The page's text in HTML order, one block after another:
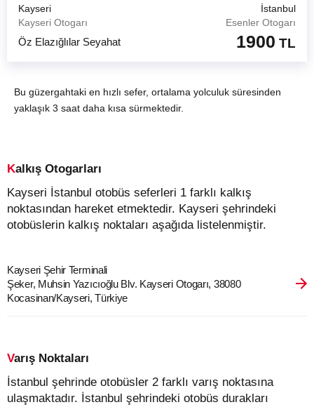
Kayseri
İstanbul
Kayseri Otogarı
Esenler Otogarı
Öz Elazığlılar Seyahat 1900 TL
Bu güzergahtaki en hızlı sefer, ortalama yolculuk süresinden
yaklaşık 3 saat daha kısa sürmektedir.
Kalkış Otogarları
Kayseri İstanbul otobüs seferleri 1 farklı kalkış
noktasından hareket etmektedir. Kayseri şehrindeki
otobüslerin kalkış noktaları aşağıda listelenmiştir.
Kayseri Şehir Terminali
Şeker, Muhsin Yazıcıoğlu Blv. Kayseri Otogarı, 38080
Kocasinan/Kayseri, Türkiye
Varış Noktaları
İstanbul şehrinde otobüsler 2 farklı varış noktasına
ulaşmaktadır. İstanbul şehrindeki otobüs durakları